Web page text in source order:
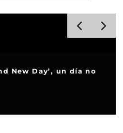
imagen-causa